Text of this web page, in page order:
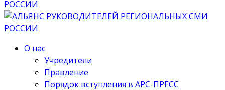
О нас
Учредители
Правление
Порядок вступления в АРС-ПРЕСС